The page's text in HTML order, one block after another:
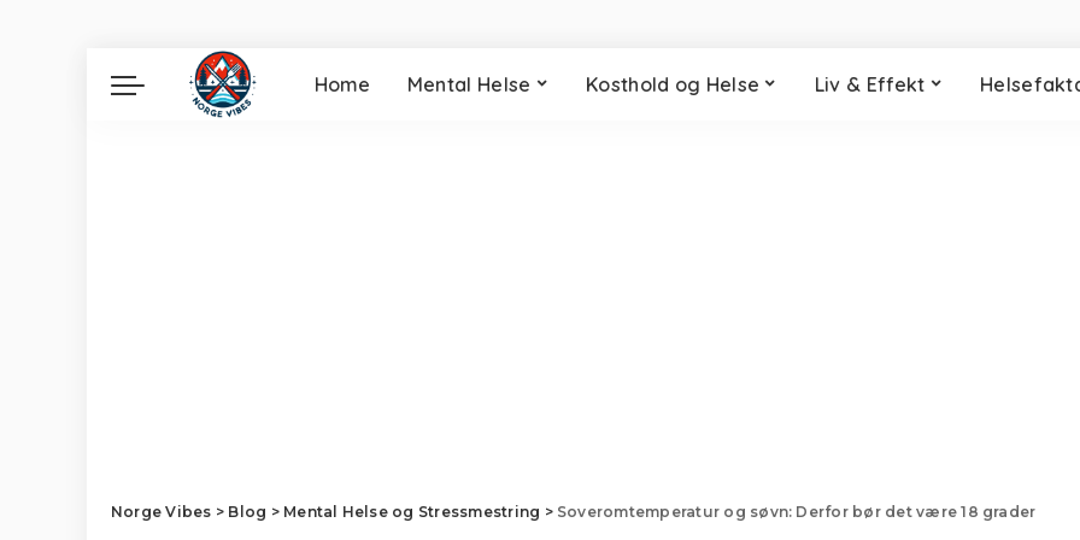
Home Mental Helse Kosthold og Helse Liv & Effekt
Norge Vibes > Blog > Mental Helse og Stressmestring > Soveromtemperatur og søvn: Derfor bør det være 18 grader